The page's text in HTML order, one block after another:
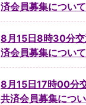
済会員募集につい
8月15日8時30分交
済会員募集につい
8月15日17時00分
共済会員募集につ